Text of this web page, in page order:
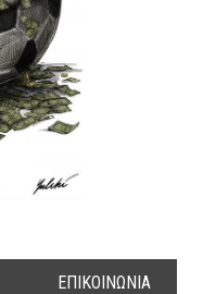
ΕΠΙΚΟΙΝΩΝΙΑ